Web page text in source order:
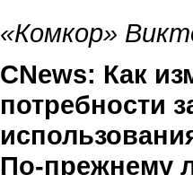
«Комкор»
CNews: Как
потребности
По-прежнему